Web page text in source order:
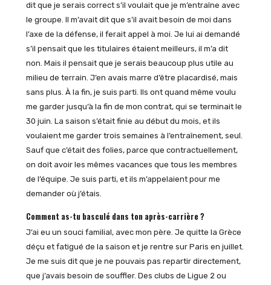
dit que je serais correct s’il voulait que je m’entraîne avec
le groupe. Il m’avait dit que s’il avait besoin de moi dans
l’axe de la défense, il ferait appel à moi. Je lui ai demandé
s’il pensait que les titulaires étaient meilleurs, il m’a dit
non. Mais il pensait que je serais beaucoup plus utile au
milieu de terrain. J’en avais marre d’être placardisé, mais
sans plus. À la fin, je suis parti. Ils ont quand même voulu
me garder jusqu’à la fin de mon contrat, qui se terminait le
30 juin. La saison s’était finie au début du mois, et ils
voulaient me garder trois semaines à l’entraînement, seul.
Sauf que c’était des folies, parce que contractuellement,
on doit avoir les mêmes vacances que tous les membres
de l’équipe. Je suis parti, et ils m’appelaient pour me
demander où j’étais.
Comment as-tu basculé dans ton après-carrière ?
J’ai eu un souci familial, avec mon père. Je quitte la Grèce
déçu et fatigué de la saison et je rentre sur Paris en juillet.
Je me suis dit que je ne pouvais pas repartir directement,
que j’avais besoin de souffler. Des clubs de Ligue 2 ou